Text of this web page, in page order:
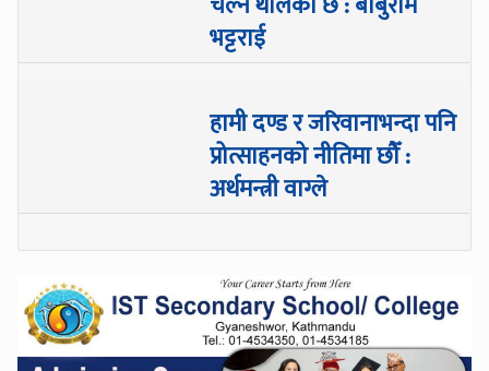
भट्टराई
हामी दण्ड र जरिवानाभन्दा पनि
प्रोत्साहनको नीतिमा छौँ :
अर्थमन्त्री वाग्ले